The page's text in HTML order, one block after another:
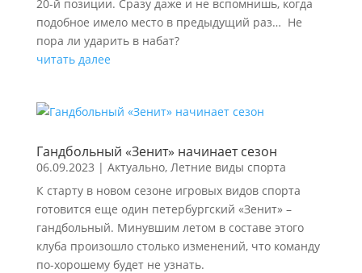
20-й позиции. Сразу даже и не вспомнишь, когда
подобное имело место в предыдущий раз… Не
пора ли ударить в набат?
читать далее
Гандбольный «Зенит» начинает сезон
06.09.2023 | Актуально, Летние виды спорта
К старту в новом сезоне игровых видов спорта
готовится еще один петербургский «Зенит» –
гандбольный. Минувшим летом в составе этого
клуба произошло столько изменений, что команду
по-хорошему будет не узнать.